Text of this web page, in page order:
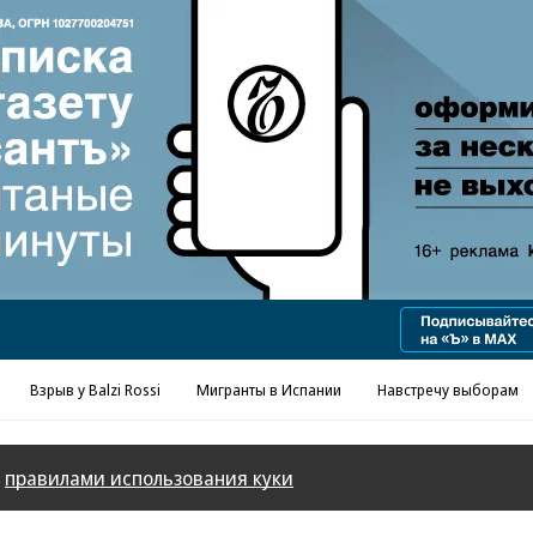
Реклама в «Ъ» www.kommersant.ru/ad
Взрыв у Balzi Rossi Мигранты в Испании Навстречу выборам
правилами использования куки